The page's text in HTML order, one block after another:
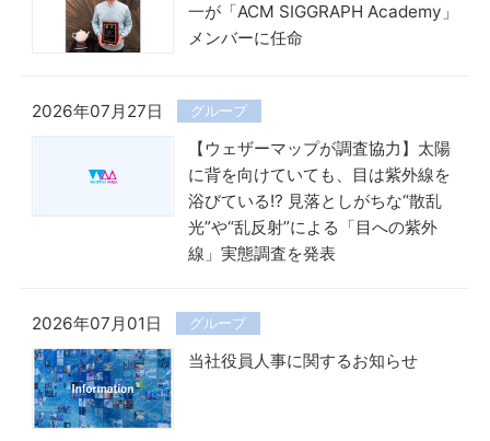
一が「ACM SIGGRAPH Academy」
メンバーに任命
2026年07月27日 グループ
【ウェザーマップが調査協力】太陽
に背を向けていても、目は紫外線を
浴びている!? 見落としがちな“散乱
光”や“乱反射”による「目への紫外
線」実態調査を発表
2026年07月01日 グループ
当社役員人事に関するお知らせ